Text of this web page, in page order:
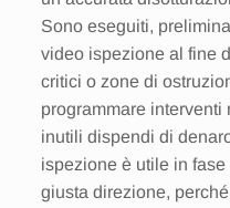
Sono eseguiti,
video ispezione al fine
critici o zone di
programmare interventi
inutili dispendi di
ispezione è utile in
giusta direzione,